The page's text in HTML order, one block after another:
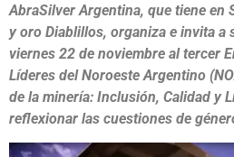
AbraSilver Argentina, que tiene en
y oro Diablillos, organiza e invita a
viernes 22 de noviembre al tercer
Líderes del Noroeste Argentino
de la minería: Inclusión, Calidad y
reflexionar las cuestiones de